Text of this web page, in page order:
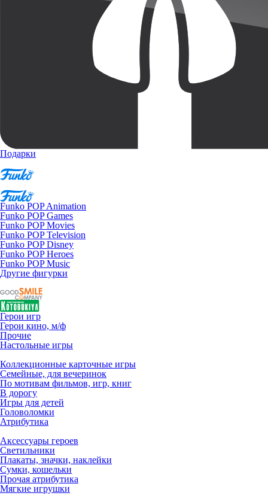
Подарки
Funko POP Animation
Funko POP Games
Funko POP Movies
Funko POP Television
Funko POP Disney
Funko POP Heroes
Funko POP Music
Другие фигурки
Герои игр
Герои кино, м/ф
Прочие
Настольные игры
Коллекционные карточные игры
Семейные, для вечеринок
По мотивам фильмов, игр, книг
В дорогу
Игры для детей
Головоломки
Атрибутика
Аксессуары героев
Светильники
Плакаты, значки, наклейки
Сумки, кошельки
Прочая атрибутика
Мягкие игрушки